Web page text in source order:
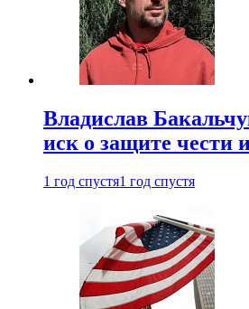
Владислав
иск о защите чести
1 год спустя1 год спустя